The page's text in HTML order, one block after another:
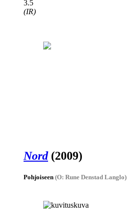
3.5
(IR)
Nord(2009)
Pohjoiseen (O: Rune Denstad Langlo)